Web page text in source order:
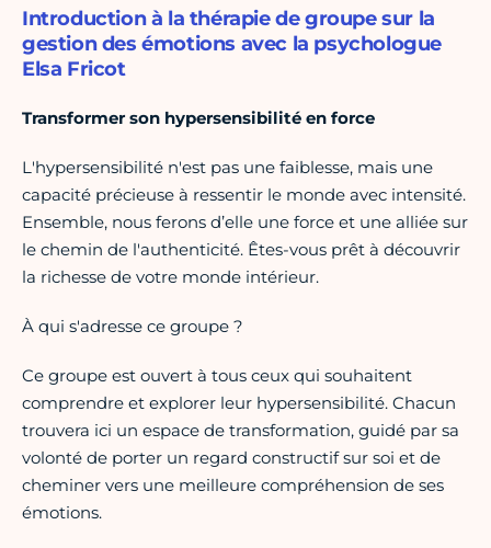
Introduction à la thérapie de groupe sur la
gestion des émotions avec la psychologue
Elsa Fricot
Transformer son hypersensibilité en force
L'hypersensibilité n'est pas une faiblesse, mais une
capacité précieuse à ressentir le monde avec intensité.
Ensemble, nous ferons d’elle une force et une alliée sur
le chemin de l'authenticité. Êtes-vous prêt à découvrir
la richesse de votre monde intérieur.
À qui s'adresse ce groupe ?
Ce groupe est ouvert à tous ceux qui souhaitent
comprendre et explorer leur hypersensibilité. Chacun
trouvera ici un espace de transformation, guidé par sa
volonté de porter un regard constructif sur soi et de
cheminer vers une meilleure compréhension de ses
émotions.